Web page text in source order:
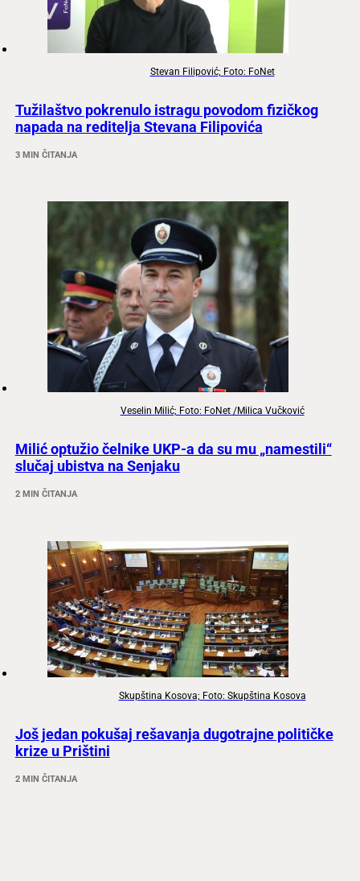
Stevan Filipović; Foto: FoNet
Tužilaštvo pokrenulo istragu povodom fizičkog
napada na reditelja Stevana Filipovića
3 MIN ČITANJA
Veselin Milić; Foto: FoNet /Milica Vučković
Milić optužio čelnike UKP-a da su mu „namestili“
slučaj ubistva na Senjaku
2 MIN ČITANJA
Skupština Kosova; Foto: Skupština Kosova
Još jedan pokušaj rešavanja dugotrajne političke
krize u Prištini
2 MIN ČITANJA